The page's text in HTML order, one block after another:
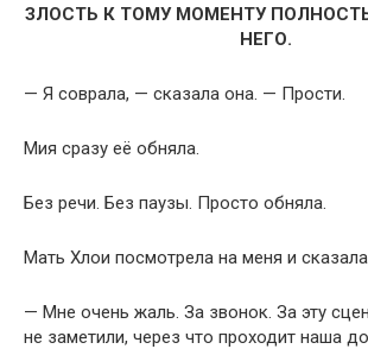
ЗЛОСТЬ К ТОМУ МОМЕНТУ
НЕГО.
— Я соврала, — сказала она. — Прости.
Мия сразу её обняла.
Без речи. Без паузы. Просто обняла.
Мать Хлои посмотрела на меня и
— Мне очень жаль. За звонок. За эту
не заметили, через что проходит наша